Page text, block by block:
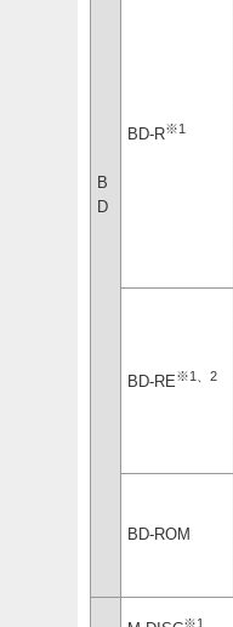
B
D
BD-R※1
BD-RE※1、2
BD-ROM
※1